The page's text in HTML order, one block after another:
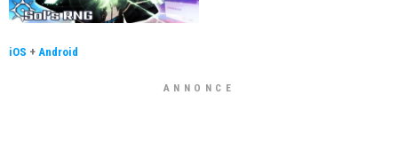
iOS + Android
ANNONCE